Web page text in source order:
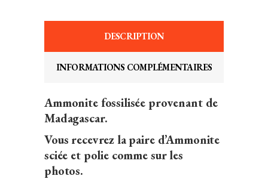
DESCRIPTION
INFORMATIONS COMPLÉMENTAIRES
Ammonite fossilisée provenant de
Madagascar.
Vous recevrez la paire d’Ammonite
sciée et polie comme sur les
photos.